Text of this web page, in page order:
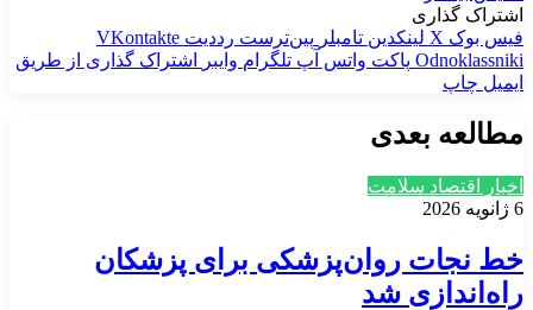
اشتراک گذاری
فیس بوک X لینکدین ‫تامبلر ‫پین‌ترست ‫رددیت ‫VKontakte
‫Odnoklassniki پاکت واتس آپ تلگرام وایبر
اشتراک گذاری از طریق
ایمیل چاپ
مطالعه بعدی
اخبار اقتصاد سلامت
6 ژانویه 2026
خط نجات روان‌پزشکی برای پزشکان
راه‌اندازی شد